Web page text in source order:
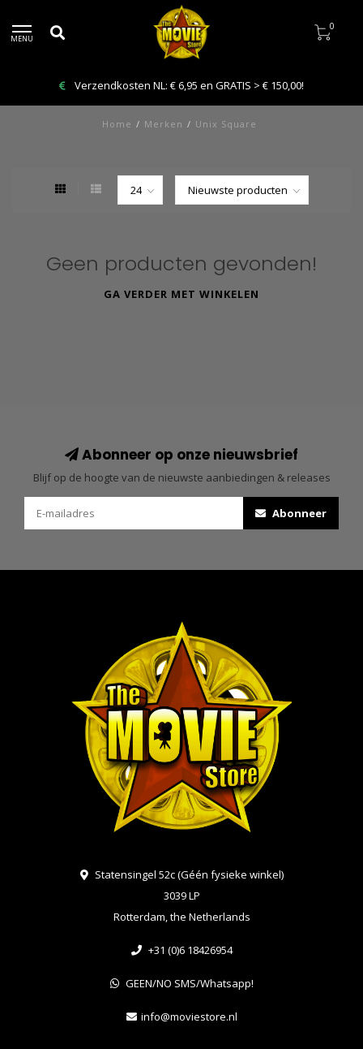
MENU
0
Verzendkosten NL: € 6,95 en GRATIS > € 150,00!
Home / Merken / Unix Square
Geen producten gevonden!
GA VERDER MET WINKELEN
Abonneer op onze nieuwsbrief
Blijf op de hoogte van de nieuwste aanbiedingen & releases
Abonneer
Statensingel 52c (Géén fysieke winkel)
3039 LP
Rotterdam, the Netherlands
+31 (0)6 18426954
GEEN/NO SMS/Whatsapp!
info@moviestore.nl